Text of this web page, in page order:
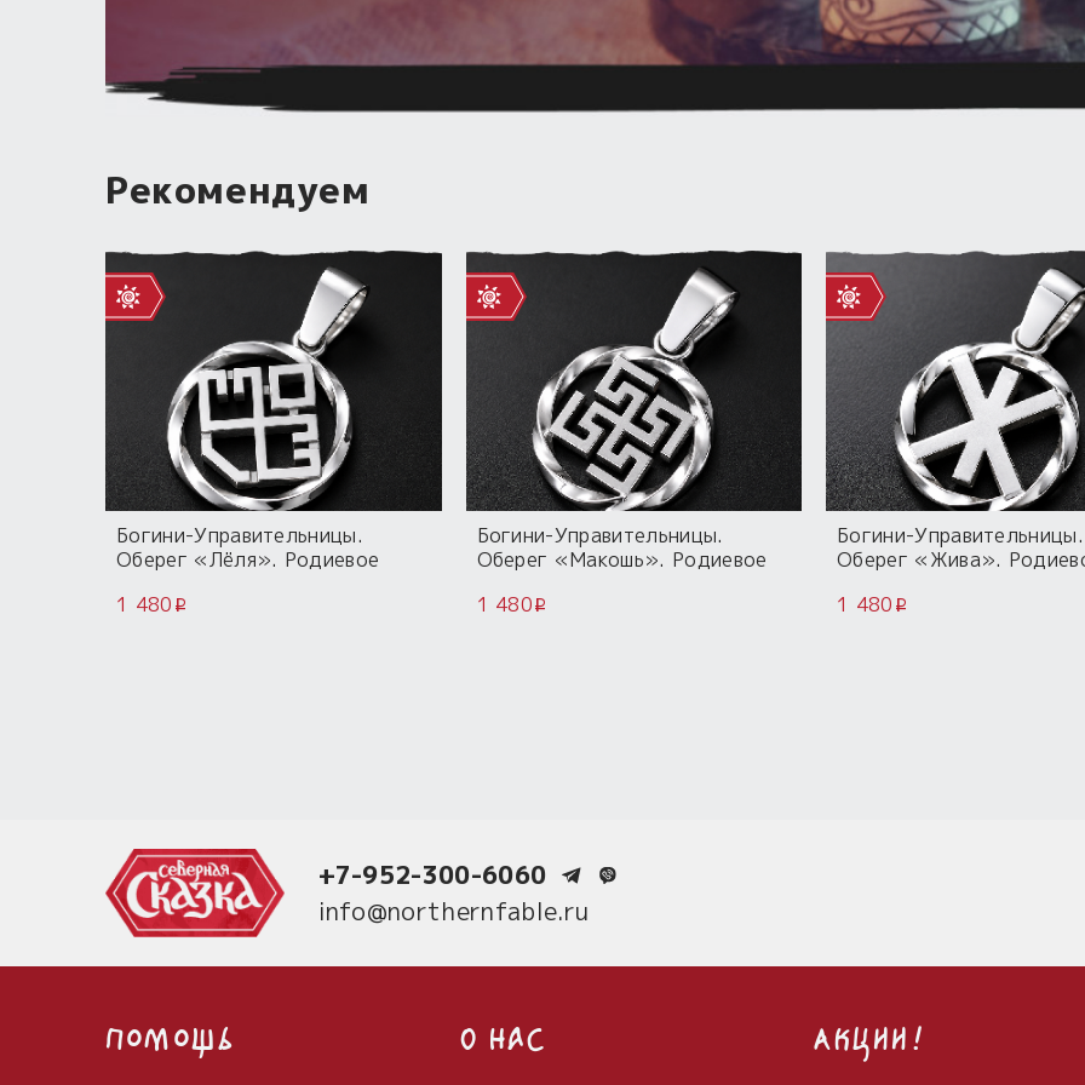
Рекомендуем
Богини-Управительницы.
Оберег «Лёля». Родиевое
1 480 i
Богини-Управительницы.
Оберег «Макошь». Родиевое
1 480i
Богини-Управительницы.
Оберег «Жива».
1 480 i
+7-952-300-6060
info@northernfable.ru
Помощь О нас Акции!